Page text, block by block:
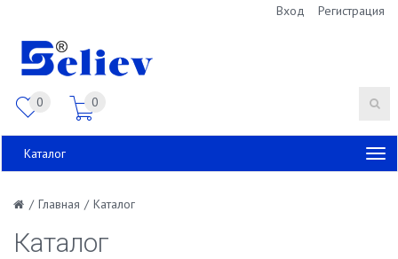
Вход Регистрация
0 0
Каталог
/ Главная / Каталог
Каталог